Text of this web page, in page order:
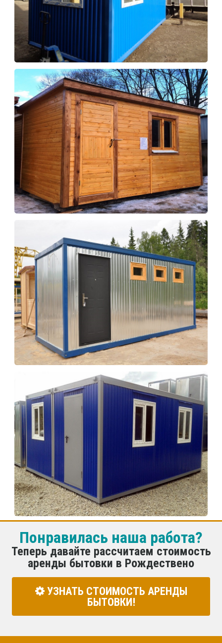
Понравилась наша работа?
Теперь давайте рассчитаем стоимость
аренды бытовки в Рождествено
УЗНАТЬ СТОИМОСТЬ АРЕНДЫ
БЫТОВКИ!